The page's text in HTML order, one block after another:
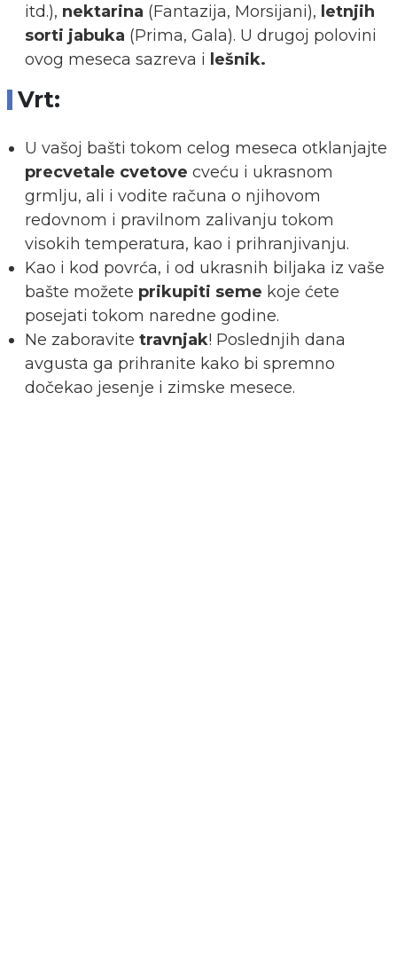
itd.), nektarina (Fantazija, Morsijani), letnjih
sorti jabuka (Prima, Gala). U drugoj polovini
ovog meseca sazreva i lešnik.
Vrt:
U vašoj bašti tokom celog meseca otklanjajte
precvetale cvetove cveću i ukrasnom
grmlju, ali i vodite računa o njihovom
redovnom i pravilnom zalivanju tokom
visokih temperatura, kao i prihranjivanju.
Kao i kod povrća, i od ukrasnih biljaka iz vaše
bašte možete prikupiti seme koje ćete
posejati tokom naredne godine.
Ne zaboravite travnjak! Poslednjih dana
avgusta ga prihranite kako bi spremno
dočekao jesenje i zimske mesece.